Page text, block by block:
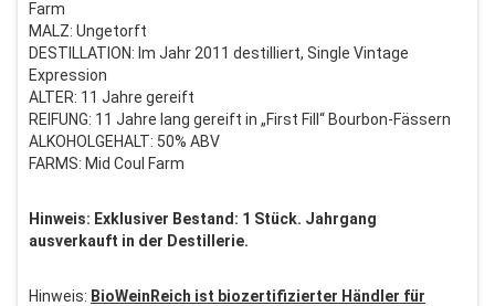
Farm
MALZ: Ungetorft
DESTILLATION: Im Jahr 2011 destilliert, Single Vintage
Expression
ALTER: 11 Jahre gereift
REIFUNG: 11 Jahre lang gereift in „First Fill“ Bourbon-Fässern
ALKOHOLGEHALT: 50% ABV
FARMS: Mid Coul Farm
Hinweis: Exklusiver Bestand: 1 Stück. Jahrgang
ausverkauft in der Destillerie.
Hinweis: BioWeinReich ist biozertifizierter Händler für